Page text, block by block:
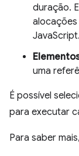
duração.
JavaScript.
uma
É possível
para executar
Para saber